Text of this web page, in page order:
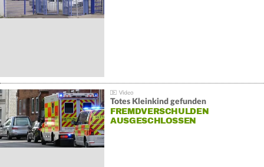
Totes Kleinkind gefunden
FREMDVERSCHULDEN
AUSGESCHLOSSEN